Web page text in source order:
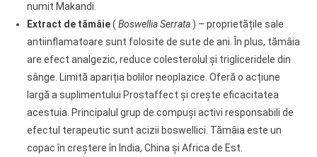
numit Makandi.
Extract de tămâie( Boswellia Serrata) – proprietățile sale
antiinflamatoare sunt folosite de sute de ani. În plus, tămâia
are efect analgezic, reduce colesterolul și trigliceridele din
sânge. Limită apariția bolilor neoplazice. Oferă o acțiune
largă a suplimentului Prostaffect și crește eficacitatea
acestuia. Principalul grup de compuși activi responsabili de
efectul terapeutic sunt acizii boswellici. Tămâia este un
copac în creștere în India, China și Africa de Est.